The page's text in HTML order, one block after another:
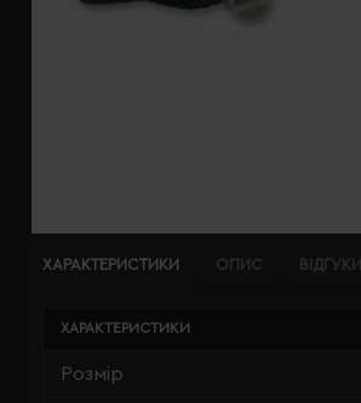
ХАРАКТЕРИСТИКИ ОПИС ВІДГУКИ
ХАРАКТЕРИСТИКИ
Розмір